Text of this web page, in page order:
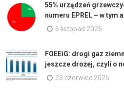
55% urządzeń
numeru EPREL – w tym
6 listopad 2025
FOEEiG: drogi gaz
jeszcze drożej, czyli o
23 czerwiec 2025